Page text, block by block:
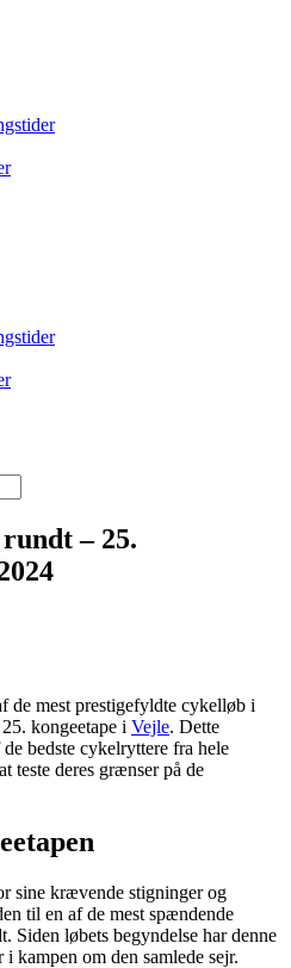
– 25.
de mest prestigefyldte cykelløb i
kongeetape i Vejle. Dette
bedste cykelryttere fra hele
teste deres grænser på de
sine krævende stigninger og
til en af de mest spændende
Siden løbets begyndelse har denne
kampen om den samlede sejr.